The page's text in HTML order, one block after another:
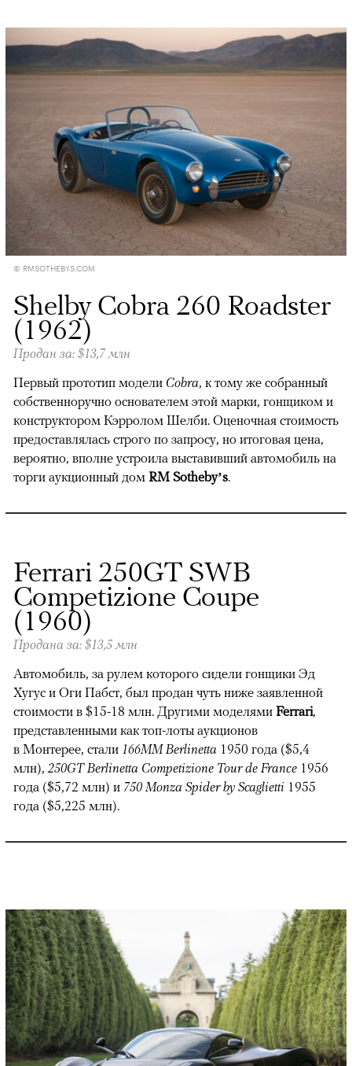
© RMSOTHEBYS.COM
Shelby Cobra 260 Roadster
(1962)
Продан за: $13,7 млн
Первый прототип модели Cobra, к тому же собранный
собственноручно основателем этой марки, гонщиком и
конструктором Кэрролом Шелби. Оценочная стоимость
предоставлялась строго по запросу, но итоговая цена,
вероятно, вполне устроила выставивший автомобиль на
торги аукционный дом RM Sotheby’s.
Ferrari 250GT SWB
Competizione Coupe
(1960)
Продана за: $13,5 млн
Автомобиль, за рулем которого сидели гонщики Эд
Хугус и Оги Пабст, был продан чуть ниже заявленной
стоимости в $15-18 млн. Другими моделями Ferrari,
представленными как топ-лоты аукционов
в Монтерее, стали 166MM Berlinetta 1950 года ($5,4
млн), 250GT Berlinetta Competizione Tour de France 1956
года ($5,72 млн) и 750 Monza Spider by Scaglietti 1955
года ($5,225 млн).